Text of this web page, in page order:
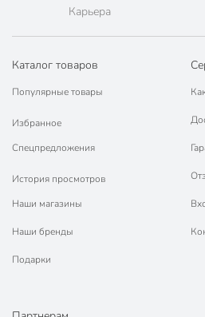
Область применения
Разбавитель
Класс опасности
Модель
Карьера
Каталог товаров
Популярные товары
Избранное
Спецпредложения
История просмотров
Наши магазины
Наши бренды
Подарки